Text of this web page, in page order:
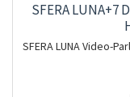
SFERA LUNA+7
SFERA LUNA Video-